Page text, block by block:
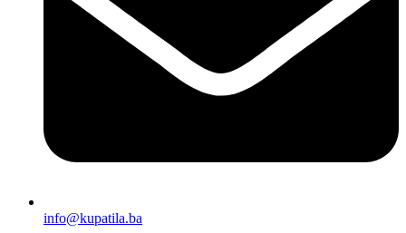
info@kupatila.ba